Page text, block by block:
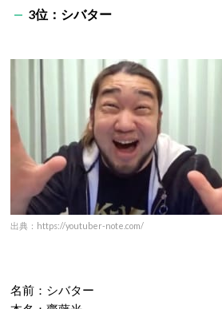
3位：シバター
出典：https://youtuber-note.com/
名前：シバター